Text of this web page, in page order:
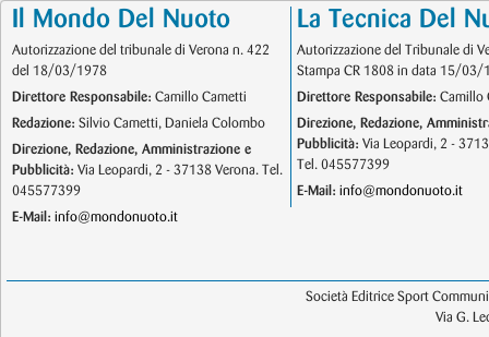
Il Mondo Del Nuoto
Autorizzazione del tribunale di Verona n. 422
del 18/03/1978
Direttore Responsabile: Camillo Cametti
Redazione: Silvio Cametti, Daniela Colombo
Direzione, Redazione, Amministrazione e
Pubblicità: Via Leopardi, 2 - 37138 Verona. Tel.
045577399
E-Mail: info@mondonuoto.it
La Tecnica Del
Autorizzazione del Tribunale di
Stampa CR 1808 in data 15/03/
Direttore Responsabile: Camillo
Direzione, Redazione,
Pubblicità: Via Leopardi, 2 -
Tel. 045577399
E-Mail: info@mondonuoto.it
Società Editrice Sport
Via G.